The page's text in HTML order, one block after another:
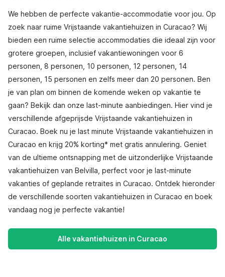
We hebben de perfecte vakantie-accommodatie voor jou. Op
zoek naar ruime Vrijstaande vakantiehuizen in Curacao? Wij
bieden een ruime selectie accommodaties die ideaal zijn voor
grotere groepen, inclusief vakantiewoningen voor 6
personen, 8 personen, 10 personen, 12 personen, 14
personen, 15 personen en zelfs meer dan 20 personen. Ben
je van plan om binnen de komende weken op vakantie te
gaan? Bekijk dan onze last-minute aanbiedingen. Hier vind je
verschillende afgeprijsde Vrijstaande vakantiehuizen in
Curacao. Boek nu je last minute Vrijstaande vakantiehuizen in
Curacao en krijg 20% korting* met gratis annulering. Geniet
van de ultieme ontsnapping met de uitzonderlijke Vrijstaande
vakantiehuizen van Belvilla, perfect voor je last-minute
vakanties of geplande retraites in Curacao. Ontdek hieronder
de verschillende soorten vakantiehuizen in Curacao en boek
vandaag nog je perfecte vakantie!
Alle vakantiehuizen in Curacao